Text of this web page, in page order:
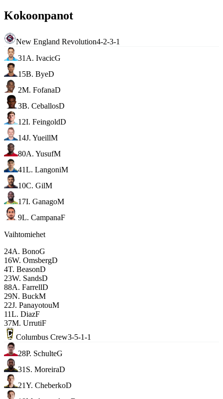
Kokoonpanot
New England Revolution4-2-3-1
31 A. IvacicG
15B. ByeD
2M. FofanaD
3B. CeballosD
12I. FeingoldD
14J. YueillM
80A. YusufM
41L. LangoniM
10C. GilM
17I. GanagoM
9L. CampanaF
Vaihtomiehet
24A. BonoG
16W. OmsbergD
4T. BeasonD
23W. SandsD
88A. FarrellD
29N. BuckM
22J. PanayotouM
11L. DiazF
37M. UrrutiF
Columbus Crew3-5-1-1
28P. SchulteG
31 S. MoreiraD
21Y. CheberkoD